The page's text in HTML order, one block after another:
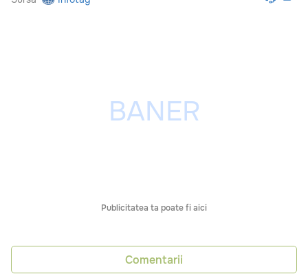
Publicitatea ta poate fi aici
Comentarii